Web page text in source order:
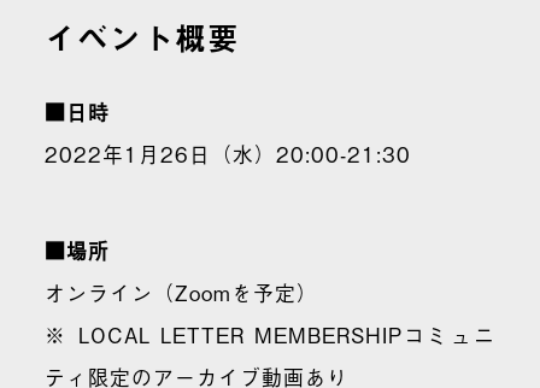
イベント概要
■日時
2022年1月26日（水）20:00-21:30
■場所
オンライン（Zoomを予定）
※ LOCAL LETTER MEMBERSHIPコミュニ
ティ限定のアーカイブ動画あり